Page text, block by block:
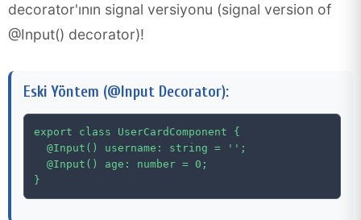
decorator'ının signal versiyonu (signal version of
@Input() decorator)!
Eski Yöntem (@Input Decorator):
export class UserCardComponent {
  @Input() username: string = '';
  @Input() age: number = 0;
}